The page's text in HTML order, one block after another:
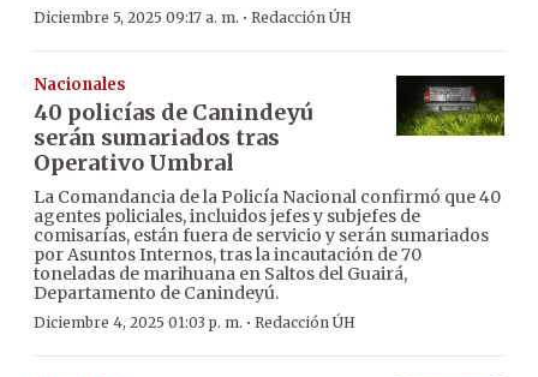
Diciembre 5, 2025 09:17 a. m. · Redacción ÚH
Nacionales
40 policías de Canindeyú
serán sumariados tras
Operativo Umbral
La Comandancia de la Policía Nacional confirmó que 40
agentes policiales, incluidos jefes y subjefes de
comisarías, están fuera de servicio y serán sumariados
por Asuntos Internos, tras la incautación de 70
toneladas de marihuana en Saltos del Guairá,
Departamento de Canindeyú.
Diciembre 4, 2025 01:03 p. m. · Redacción ÚH